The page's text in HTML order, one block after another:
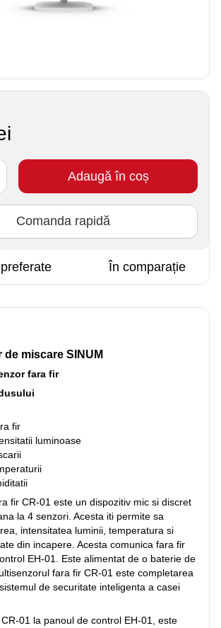
Adaugă în coș
Comanda rapidă
În comparație
de miscare SINUM
fara fir
fir
luminoase
fir CR-01 este un dispozitiv mic si discret
la 4 senzori. Acesta iti permite sa
intensitatea luminii, temperatura si
din incapere. Acesta comunica fara fir
EH-01. Este alimentat de o baterie de
fara fir CR-01 este completarea
de securitate inteligenta a casei
01 la panoul de control EH-01, este